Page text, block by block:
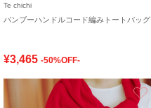
Te chichi
バンブーハンドルコード編みトートバッグ
¥3,465 -50%OFF-